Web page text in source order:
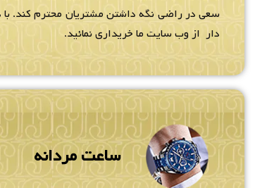
سعی در راضی نگه داشتن مشتریان محترم کند. با داشتن
دار از وب سایت ما خریداری نمائید.
ساعت مردانه